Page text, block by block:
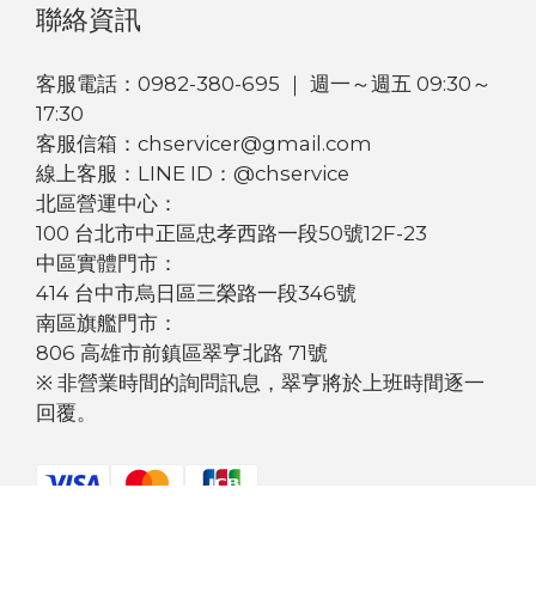
聯絡資訊
客服電話：0982-380-695 ｜ 週一～週五 09:30～
17:30
客服信箱：chservicer@gmail.com
線上客服：LINE ID：@chservice
北區營運中心：
100 台北市中正區忠孝西路一段50號12F-23
中區實體門市：
414 台中市烏日區三榮路一段346號
南區旗艦門市：
806 高雄市前鎮區翠亨北路 71號
※ 非營業時間的詢問訊息，翠亨將於上班時間逐一
回覆。